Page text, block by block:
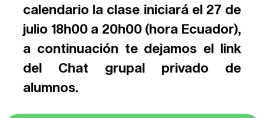
calendario la clase iniciará el 27 de
julio 18h00 a 20h00 (hora Ecuador),
a continuación te dejamos el link
del Chat grupal privado de
alumnos.